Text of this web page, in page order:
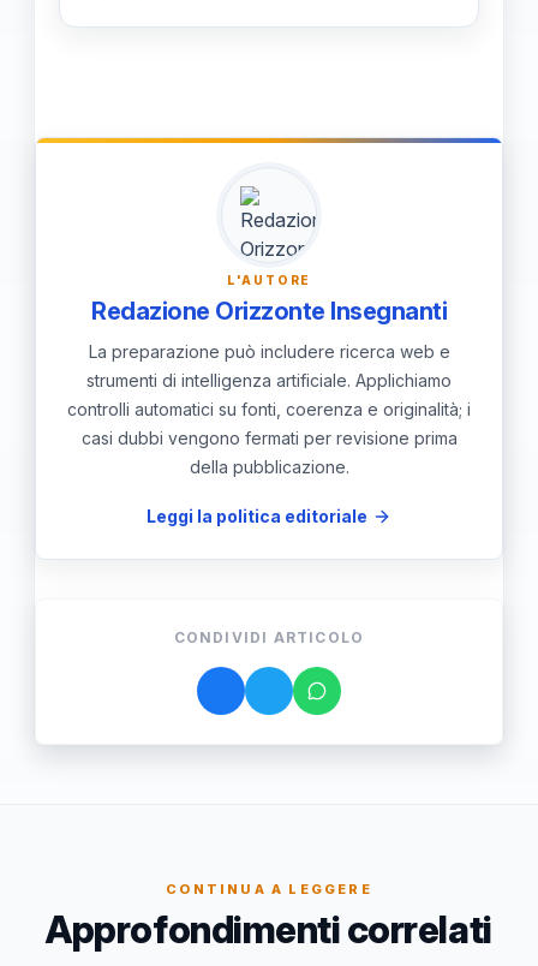
tempestivamente alle sfide
Un approccio integrato tra POF e
lungo termine, garantendo coerenza
e continuità nell'offerta formativa.
Inoltre, facilita l'ottimizzazione delle
risorse e incoraggia la partecipazione
attiva di tutta la comunità scolastica,
migliorando così la qualità educativa.
L'AUTORE
Redazione Orizzonte Insegnanti
La preparazione può includere ricerca web e
strumenti di intelligenza artificiale. Applichiamo
controlli automatici su fonti, coerenza e originalità; i
casi dubbi vengono fermati per revisione prima
della pubblicazione.
Leggi la politica editoriale
CONDIVIDI ARTICOLO
CONTINUA A LEGGERE
Approfondimenti correlati